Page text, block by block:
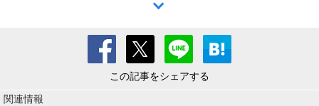
この記事をシェアする
関連情報